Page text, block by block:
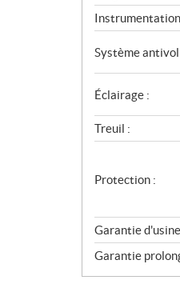
Système antivol
Éclairage :
Treuil :
Protection :
Garantie
Garantie